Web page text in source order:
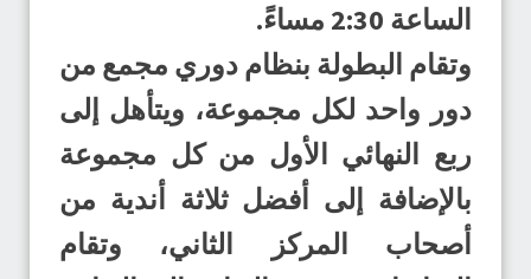
الساعة 2:30 مساءً.
وتقام البطولة بنظام دوري مجمع من
دور واحد لكل مجموعة، ويتأهل إلى
ربع النهائي الأول من كل مجموعة
بالإضافة إلى أفضل ثلاثة أندية من
أصحاب المركز الثاني، وتقام